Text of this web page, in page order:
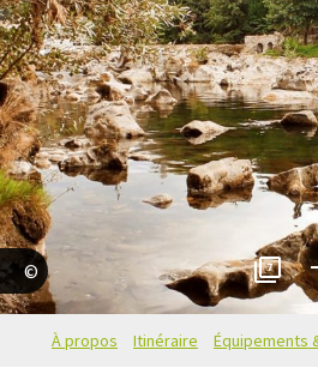
Allison Beth 7
À propos Itinéraire Équipements